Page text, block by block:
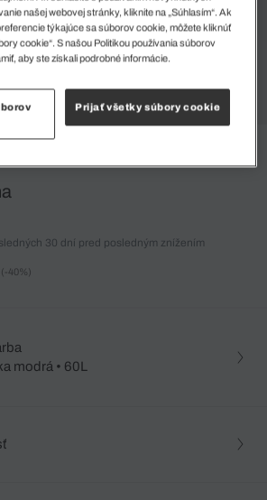
30 dní pred posledným znížením
(-40%)
Námornícka modrá • 60L
našej webovej stránky, kliknite na „Súhlasím“. Ak
týkajúce sa súborov cookie, môžete kliknúť
cookie“. S našou Politikou používania súborov
aby ste získali podrobné informácie.
Prijať všetky súbory cookie